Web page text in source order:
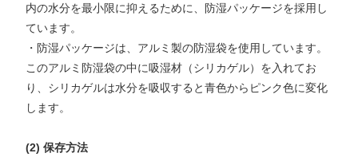
内の水分を最小限に抑えるために、防湿パッケージを採用し
ています。
・防湿パッケージは、アルミ製の防湿袋を使用しています。
このアルミ防湿袋の中に吸湿材（シリカゲル）を入れてお
り、シリカゲルは水分を吸収すると青色からピンク色に変化
します。
(2) 保存方法